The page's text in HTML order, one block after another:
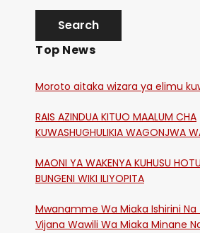
Top News
Moroto aitaka wizara ya elimu
RAIS AZINDUA KITUO MAALUM CHA
KUWASHUGHULIKIA WAGONJWA
MAONI YA WAKENYA KUHUSU HOTUBA YAKE RAIS
BUNGENI WIKI ILIYOPITA
Mwanamme Wa Miaka Ishirini Na
Vijana Wawili Wa Miaka Minane